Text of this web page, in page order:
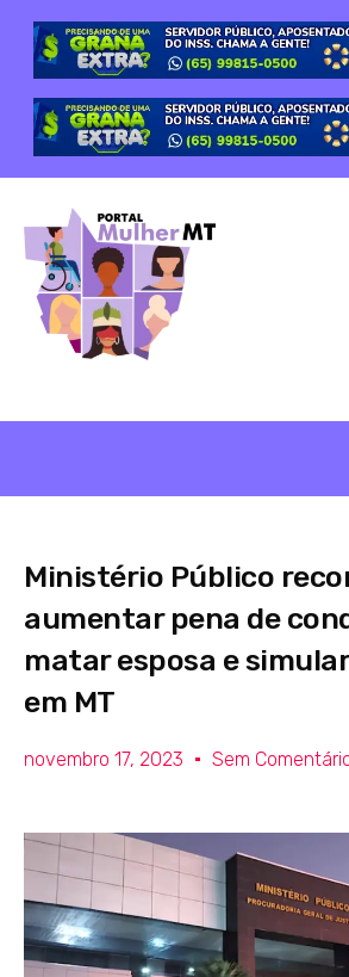
Ministério Público
aumentar pena de
matar esposa e
em MT
novembro 17, 2023 Sem